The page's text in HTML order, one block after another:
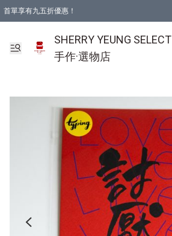
首單享有九五折優惠！
SHERRY YEUNG SELECT
手作·選物店